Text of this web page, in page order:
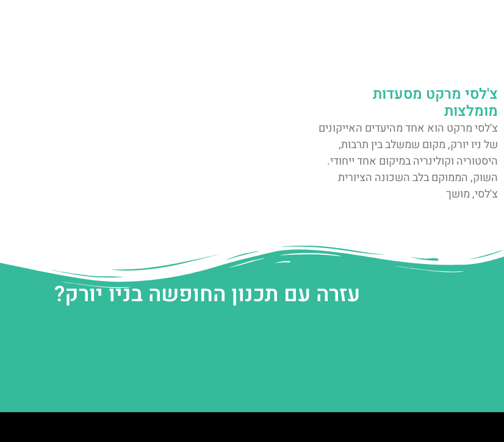
צ'לסי מרקט מסעדות
מומלצות
צ'לסי מרקט הוא אחד מהיעדים האייקונים
של ניו יורק, מקום שמשלב בין תרבות,
היסטוריה וקולינריה במיקום אחד ייחודי.
השוק, הממוקם בלב השכונה הציורית
צ'לסי, מושך
עזרה עם תכנון החופשה בניו יורק?